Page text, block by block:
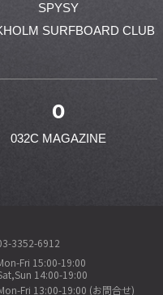
SPYSY
SURFBOARD CLUB
0
032C MAGAZINE
3352-6912
Fri 15:00-19:00
14:00-19:00
Mon-Fri 13:00-19:00 (お問合せ)